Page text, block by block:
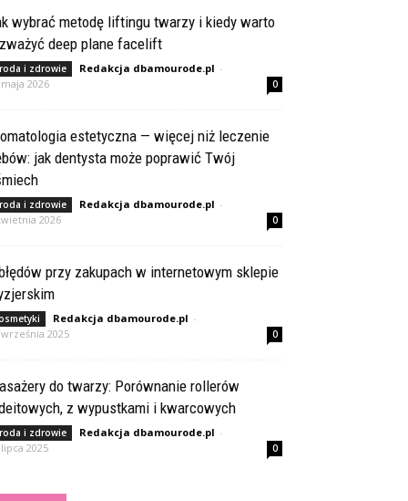
wybrać metodę liftingu twarzy i kiedy warto
deep plane facelift
i zdrowie Redakcja dbamourode.pl -
2026
0
estetyczna — więcej niż leczenie
jak dentysta może poprawić Twój
i zdrowie Redakcja dbamourode.pl -
2026
0
przy zakupach w internetowym sklepie
Redakcja dbamourode.pl -
2025
0
do twarzy: Porównanie rollerów
z wypustkami i kwarcowych
i zdrowie Redakcja dbamourode.pl -
lipca 2025
0